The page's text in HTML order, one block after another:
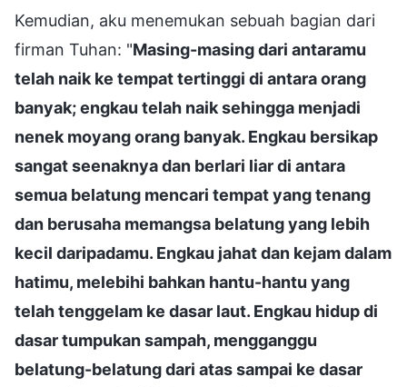
Kemudian, aku menemukan sebuah bagian dari
firman Tuhan: "Masing-masing dari antaramu
telah naik ke tempat tertinggi di antara orang
banyak; engkau telah naik sehingga menjadi
nenek moyang orang banyak. Engkau bersikap
sangat seenaknya dan berlari liar di antara
semua belatung mencari tempat yang tenang
dan berusaha memangsa belatung yang lebih
kecil daripadamu. Engkau jahat dan kejam dalam
hatimu, melebihi bahkan hantu-hantu yang
telah tenggelam ke dasar laut. Engkau hidup di
dasar tumpukan sampah, mengganggu
belatung-belatung dari atas sampai ke dasar